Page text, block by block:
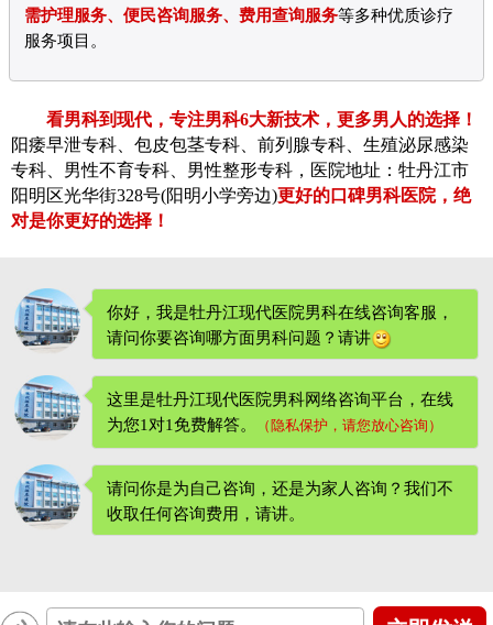
需护理服务、便民咨询服务、费用查询服务等多种优质诊疗
服务项目。
看男科到现代，专注男科6大新技术，更多男人的选择！
阳痿早泄专科、包皮包茎专科、前列腺专科、生殖泌尿感染
专科、男性不育专科、男性整形专科，医院地址：牡丹江市
阳明区光华街328号(阳明小学旁边)更好的口碑男科医院，绝
对是你更好的选择！
你好，我是牡丹江现代医院男科在线咨询客服，
请问你要咨询哪方面男科问题？请讲
这里是牡丹江现代医院男科网络咨询平台，在线
为您1对1免费解答。
（隐私保护，请您放心咨询）
请问你是为自己咨询，还是为家人咨询？我们不
收取任何咨询费用 ，请讲。